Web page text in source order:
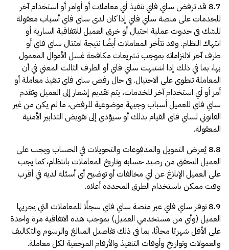
8.7 قد ترفض ساي فاي تنفيذ أي معاملات أو أوامر أو استخدام آخر
للخدمات على منصة ساي فاي إذا كان لدى ساي فاي أسباب معقولة
للشك في حدوث عملية احتيال أو خرق العميل للاتفاقية السارية أو
انتهاك النظام. وقد تتأخر المعاملات أيضًا نتيجة امتثال ساي فاي أو
طرف آخر لالتزاماته بموجب تشريعات مكافحة غسل الأموال المعمول
بها، بما في ذلك إذا اشتبهت ساي فاي أو الطرف الثالث المعني في أن
المعاملة تنطوي على الاحتيال. في حال رفض ساي فاي تنفيذ معاملة أو
أمر أو أي استخدام آخر للخدمات، يتم تقديم إشعار إلى العميل وتقدم
ساي فاي للعميل أسباب وجيهة موضوعية للرفض، ما لم يكن من غير
القانوني لساي فاي القيام بذلك أو سيؤدي إلى تقويض التدابير الأمنية
المعقولة.
8.8 يُعرض التمويل والمدفوعات والتحويلات في الحساب ويجب على
العميل التحقق من رصيد حسابه وتاريخ المعاملات بانتظام، كما يجب
على العميل الإبلاغ عن أي مخالفات أو توضيح أي أسئلة لديه في أقرب
وقت ممكن باستخدام الطرق المحددة أعلاه.
8.9 توفر ساي فاي عبر منصة ساي فاي سجلًا للمعاملات التي يجريها
العميل (وأي من مستخدمي العميل) بموجب هذه الاتفاقية مرة واحدة
على الأقل شهريًا مجانًا، بما في ذلك تفاصيل المبالغ والرسوم والتكاليف
والعمولات وتواريخ وأوقات التنفيذ والأرقام المرجعية لكل معاملة.